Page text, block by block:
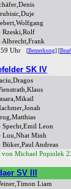
Rzeski,Rolf
Albrecht,Frank
Uhr [Bemerkung] [
SK IV
Specht,Emil Leon
Luu,Nhat Minh
Büker,Paul Andreas
von Michael Popiolek
SV III
Liam